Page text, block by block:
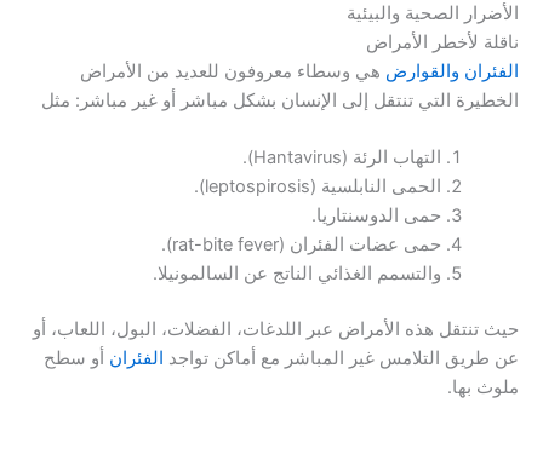
الأضرار الصحية والبيئية
ناقلة لأخطر الأمراض
الفئران والقوارض هي وسطاء معروفون للعديد من الأمراض
الخطيرة التي تنتقل إلى الإنسان بشكل مباشر أو غير مباشر: مثل
التهاب الرئة (Hantavirus).
الحمى النابلسية (leptospirosis).
حمى الدوسنتاريا.
حمى عضات الفئران (rat-bite fever).
والتسمم الغذائي الناتج عن السالمونيلا.
حيث تنتقل هذه الأمراض عبر اللدغات، الفضلات، البول، اللعاب، أو
عن طريق التلامس غير المباشر مع أماكن تواجد الفئران أو سطح
ملوث بها.